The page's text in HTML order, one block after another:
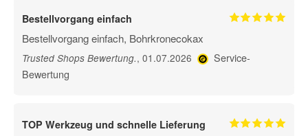
Bestellvorgang einfach
Bestellvorgang einfach, Bohrkronecokax
Trusted Shops Bewertung., 01.07.2026
Service-
Bewertung
TOP Werkzeug und schnelle Lieferung